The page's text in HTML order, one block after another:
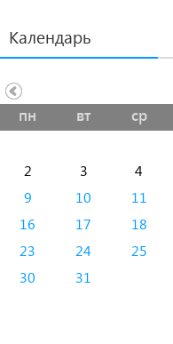
Календарь
пн вт ср
2
3 4
9
10 11
16
17 18
23
24 25
30
31